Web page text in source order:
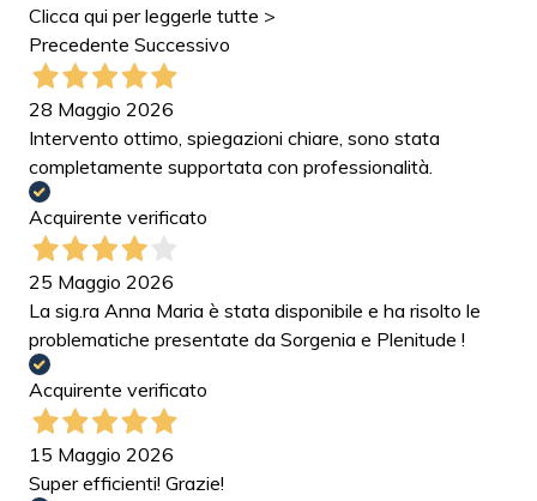
Clicca qui per leggerle tutte >
Precedente Successivo
28 Maggio 2026
Intervento ottimo, spiegazioni chiare, sono stata
completamente supportata con professionalità.
Acquirente verificato
25 Maggio 2026
La sig.ra Anna Maria è stata disponibile e ha risolto le
problematiche presentate da Sorgenia e Plenitude !
Acquirente verificato
15 Maggio 2026
Super efficienti! Grazie!